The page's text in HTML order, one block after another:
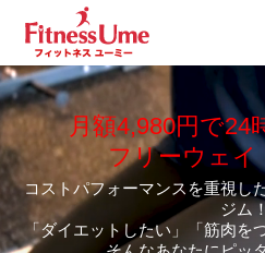
月額4,980円で24
フリーウェ
コストパフォーマンスを重視し
ジム
「ダイエットしたい」「筋肉を